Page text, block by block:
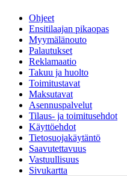
Ohjeet
Ensitilaajan pikaopas
Myymälänouto
Palautukset
Reklamaatio
Takuu ja huolto
Toimitustavat
Maksutavat
Asennuspalvelut
Tilaus- ja toimitusehdot
Käyttöehdot
Tietosuojakäytäntö
Saavutettavuus
Vastuullisuus
Sivukartta